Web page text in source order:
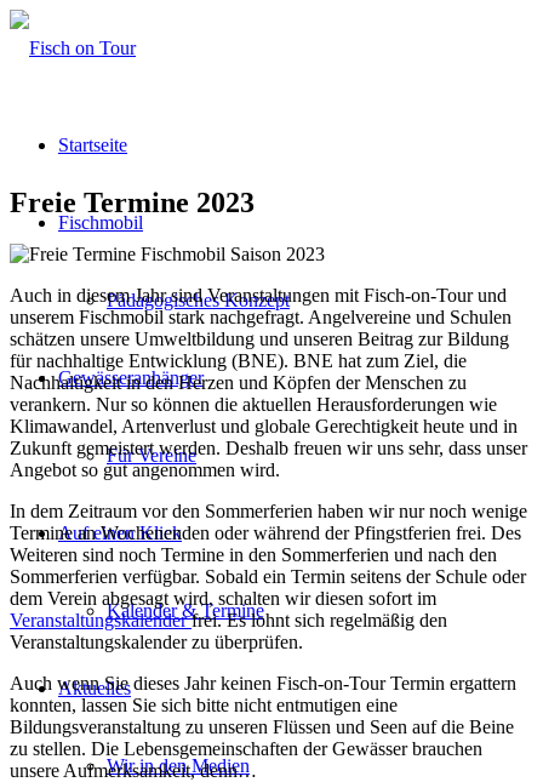
Startseite
Fischmobil
Pädagogisches Konzept
Gewässeranhänger
Für Vereine
Auf einen Klick
Kalender & Termine
Aktuelles
Wir in den Medien
Freie Termine 2023
Auch in diesem Jahr sind Veranstaltungen mit Fisch-on-Tour und
unserem Fischmobil stark nachgefragt. Angelvereine und Schulen
schätzen unsere Umweltbildung und unseren Beitrag zur Bildung
für nachhaltige Entwicklung (BNE). BNE hat zum Ziel, die
Nachhaltigkeit in den Herzen und Köpfen der Menschen zu
verankern. Nur so können die aktuellen Herausforderungen wie
Klimawandel, Artenverlust und globale Gerechtigkeit heute und in
Zukunft gemeistert werden. Deshalb freuen wir uns sehr, dass unser
Angebot so gut angenommen wird.
In dem Zeitraum vor den Sommerferien haben wir nur noch wenige
Termine an Wochenenden oder während der Pfingstferien frei. Des
Weiteren sind noch Termine in den Sommerferien und nach den
Sommerferien verfügbar. Sobald ein Termin seitens der Schule oder
dem Verein abgesagt wird, schalten wir diesen sofort im
Veranstaltungskalenderfrei. Es lohnt sich regelmäßig den
Veranstaltungskalender zu überprüfen.
Auch wenn Sie dieses Jahr keinen Fisch-on-Tour Termin ergattern
konnten, lassen Sie sich bitte nicht entmutigen eine
Bildungsveranstaltung zu unseren Flüssen und Seen auf die Beine
zu stellen. Die Lebensgemeinschaften der Gewässer brauchen
unsere Aufmerksamkeit, denn…